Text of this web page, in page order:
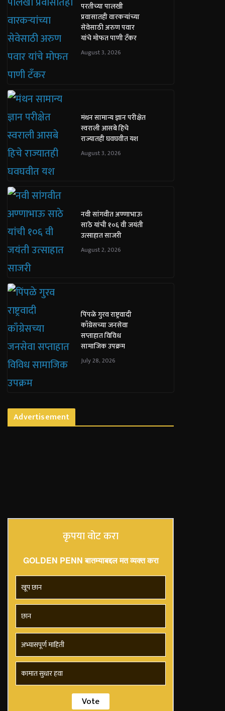
परतीच्या पालखी
प्रवासातही वारकऱ्यांच्या
सेवेसाठी अरुण पवार
यांचे मोफत पाणी टँकर
August 3, 2026
मंथन सामान्य ज्ञान परीक्षेत
स्वराली आसबे हिचे
राज्यातही घवघवीत यश
August 3, 2026
नवी सांगवीत अण्णाभाऊ
साठे यांची १०६ वी जयंती
उत्साहात साजरी
August 2, 2026
पिंपळे गुरव राष्ट्रवादी
काँग्रेसच्या जनसेवा
सप्ताहात विविध
सामाजिक उपक्रम
July 28, 2026
Advertisement
कृपया वोट करा
GOLDEN PENN बातम्याबद्दल मत व्यक्त करा
खूप छान
छान
अभ्यासपूर्ण माहिती
कामात सुधार हवा